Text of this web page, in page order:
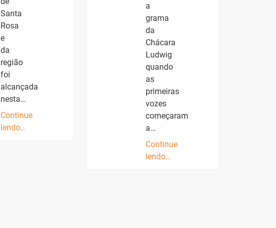
Santa
Rosa
e
da
região
foi
alcançada
nesta…
Continue
lendo…
a
grama
da
Chácara
Ludwig
quando
as
primeiras
vozes
começaram
a…
Continue
lendo…